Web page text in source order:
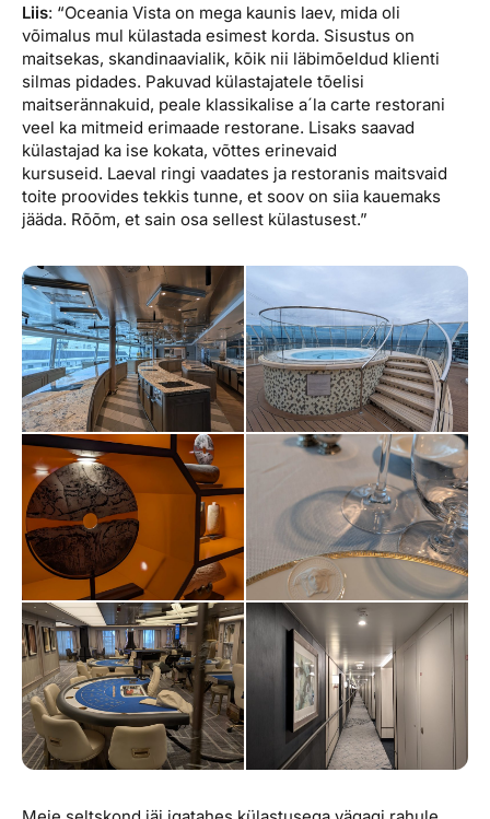
Liis: “Oceania Vista on mega kaunis laev, mida oli
võimalus mul külastada esimest korda. Sisustus on
maitsekas, skandinaavialik, kõik nii läbimõeldud klienti
silmas pidades. Pakuvad külastajatele tõelisi
maitserännakuid, peale klassikalise a´la carte restorani
veel ka mitmeid erimaade restorane. Lisaks saavad
külastajad ka ise kokata, võttes erinevaid
kursuseid. Laeval ringi vaadates ja restoranis maitsvaid
toite proovides tekkis tunne, et soov on siia kauemaks
jääda. Rõõm, et sain osa sellest külastusest.”